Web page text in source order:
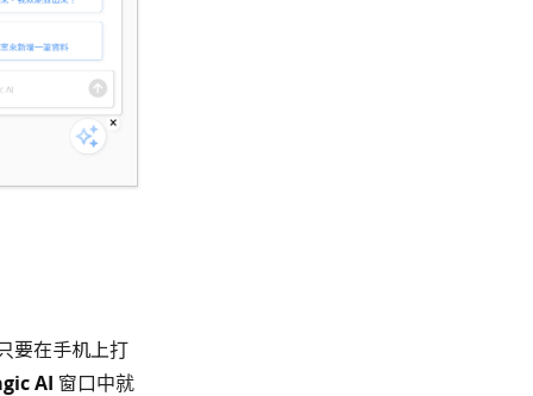
要在手机上打
AI 窗口中就